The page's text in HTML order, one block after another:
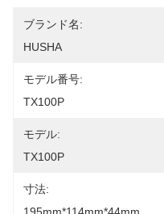
ブランド名:
HUSHA
モデル番号:
TX100P
モデル:
TX100P
寸法: